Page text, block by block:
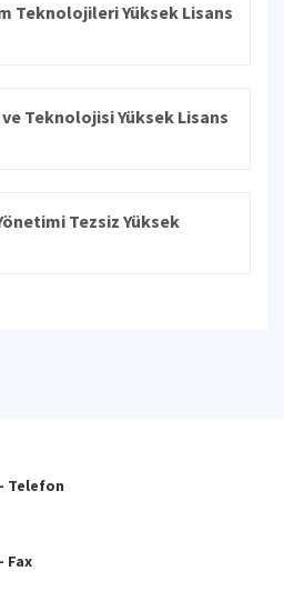
Teknolojileri Yüksek Lisans
ve Teknolojisi Yüksek Lisans
Tezsiz Yüksek
Telefon
Fax